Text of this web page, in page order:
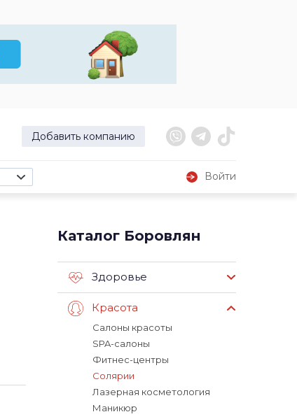
Добавить компанию
Войти
Каталог Боровлян
Здоровье
Красота
Салоны красоты
SPA-салоны
Фитнес-центры
Солярии
Лазерная косметология
Маникюр